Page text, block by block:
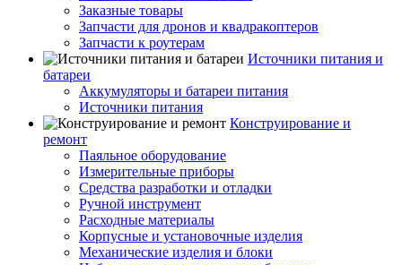
Заказные товары
Запчасти для дронов и квадракоптеров
Запчасти к роутерам
Источники питания и
батареи
Аккумуляторы и батареи питания
Источники питания
Конструирование и
ремонт
Паяльное оборудование
Измерительные приборы
Средства разработки и отладки
Ручной инструмент
Расходные материалы
Корпусные и установочные изделия
Механические изделия и блоки